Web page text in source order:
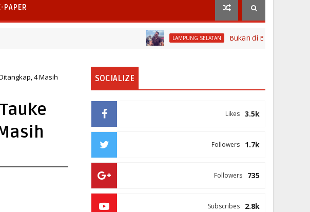
PAPER
LAMPUNG SELATAN Bukan di Bali, Ngaben Massal
4 Masih
SOCIALIZE
3.5k
Likes
1.7k
Followers
735
Followers
2.8k
Subscribes